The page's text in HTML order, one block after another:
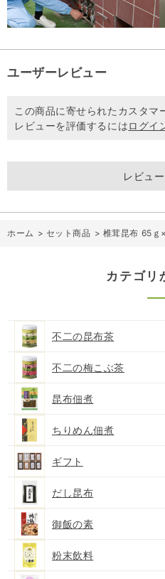
ユーザーレビュー
この商品に寄せられたカスタマ
レビューを評価するにはログイ
レビュ
ホーム > セット商品 > 椎茸昆布 65ｇ
カテゴリ
不二の昆布茶
不二の梅こぶ茶
昆布佃煮
ちりめん佃煮
ギフト
だし昆布
御飯の素
粉末飲料